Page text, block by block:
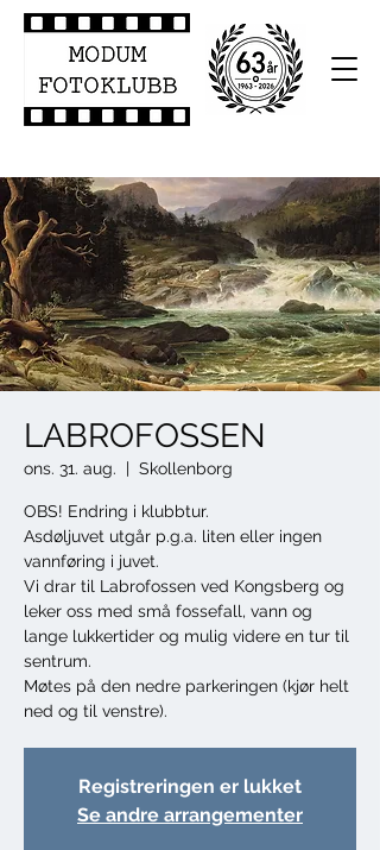
LABROFOSSEN
ons. 31. aug.
  |
Skollenborg
OBS! Endring i klubbtur.
Asdøljuvet utgår p.g.a. liten eller ingen
vannføring i juvet.
Vi drar til Labrofossen ved Kongsberg og
leker oss med små fossefall, vann og
lange lukkertider og mulig videre en tur til
sentrum.
Møtes på den nedre parkeringen (kjør helt
ned og til venstre).
Registreringen er lukket
Se andre arrangementer